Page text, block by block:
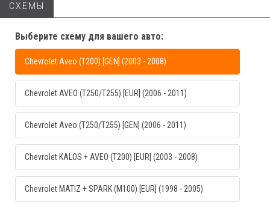
СХЕМЫ
Выберите схему для вашего авто:
Chevrolet Aveo (T200) [GEN] (2003 - 2008)
Chevrolet AVEO (T250/T255) [EUR] (2006 - 2011)
Chevrolet Aveo (T250/T255) [GEN] (2006 - 2011)
Chevrolet KALOS + AVEO (T200) [EUR] (2003 - 2008)
Chevrolet MATIZ + SPARK (M100) [EUR] (1998 - 2005)